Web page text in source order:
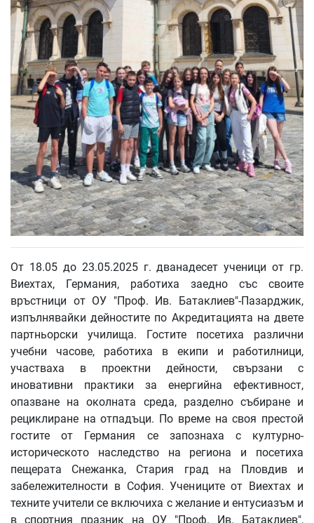
От 18.05 до 23.05.2025 г. дванадесет ученици от гр.
Виехтах, Германия, работиха заедно със своите
връстници от ОУ "Проф. Ив. Батаклиев"-Пазарджик,
изпълнявайки дейностите по Акредитацията на двете
партньорски училища. Гостите посетиха различни
учебни часове, работиха в екипи и работилници,
участваха в проектни дейности, свързани с
иновативни практики за енергийна ефективност,
опазване на околната среда, разделно събиране и
рециклиране на отпадъци. По време на своя престой
гостите от Германия се запознаха с културно-
историческото наследство на региона и посетиха
пещерата Снежанка, Стария град на Пловдив и
забележителности в София. Учениците от Виехтах и
техните учители се включиха с желание и ентусиазъм и
в спортния празник на ОУ "Проф. Ив. Батаклиев",